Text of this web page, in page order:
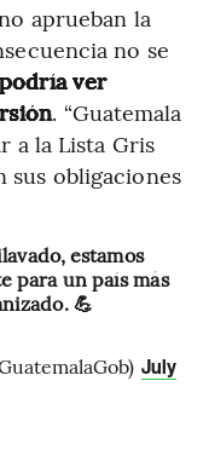
aprueban la
no se
ver
. “Guatemala
a la Lista Gris
sus obligaciones
estamos
para un país más
💪
July